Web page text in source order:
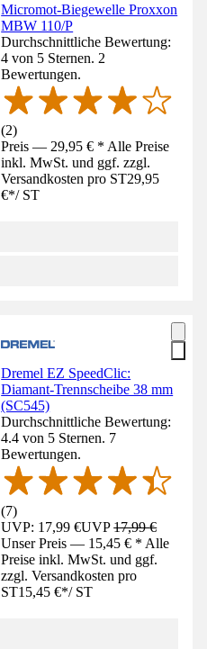
Micromot-Biegewelle Proxxon
MBW 110/P
Durchschnittliche Bewertung:
4 von 5 Sternen. 2
Bewertungen.
(2)
Preis — 29,95 € * Alle Preise
inkl. MwSt. und ggf. zzgl.
Versandkosten pro ST29,95
€*/ ST
Dremel EZ SpeedClic:
Diamant-Trennscheibe 38 mm
(SC545)
Durchschnittliche Bewertung:
4.4 von 5 Sternen. 7
Bewertungen.
(7)
UVP: 17,99 €UVP17,99 €
Unser Preis — 15,45 € * Alle
Preise inkl. MwSt. und ggf.
zzgl. Versandkosten pro
ST15,45 €*/ ST